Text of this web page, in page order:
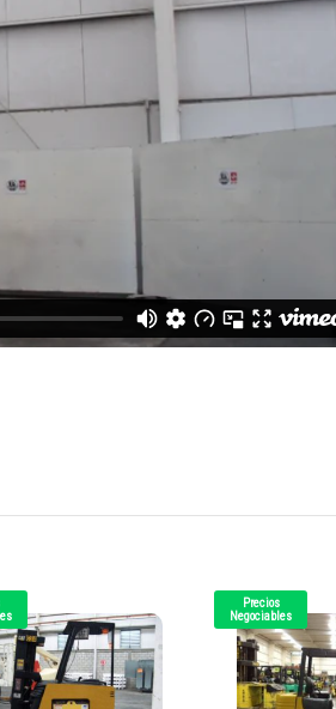
Precios
Negociables